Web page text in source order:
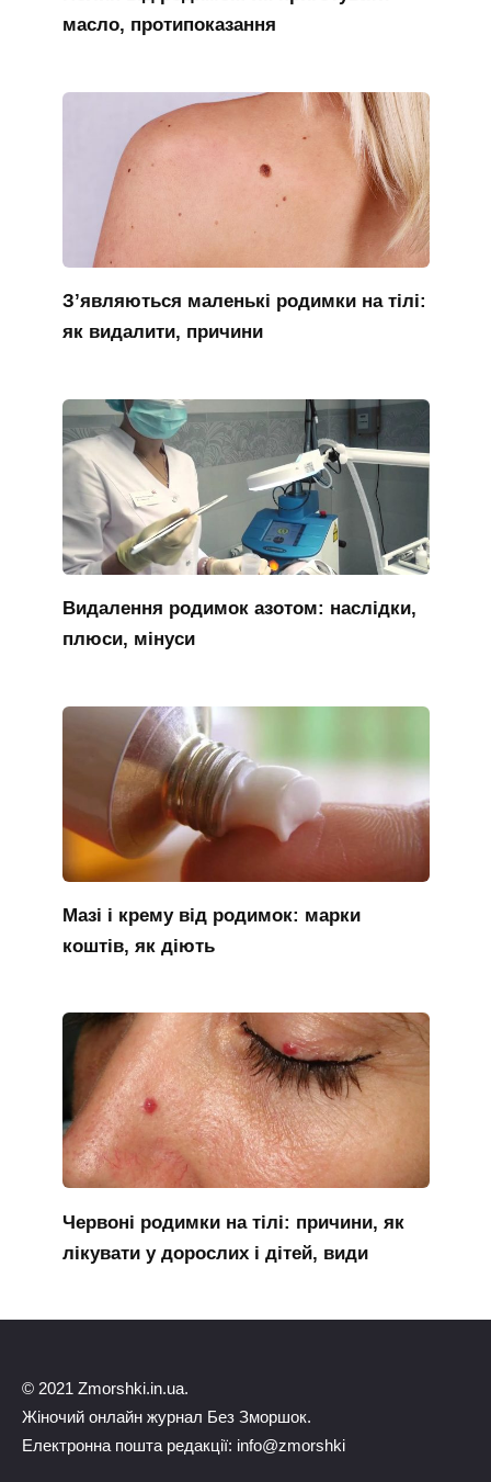
масло, протипоказання
З’являються маленькі родимки на тілі:
як видалити, причини
Видалення родимок азотом: наслідки,
плюси, мінуси
Мазі і крему від родимок: марки
коштів, як діють
Червоні родимки на тілі: причини, як
лікувати у дорослих і дітей, види
© 2021 Zmorshki.in.ua.
Жіночий онлайн журнал Без Зморшок.
Електронна пошта редакції: info@zmorshki